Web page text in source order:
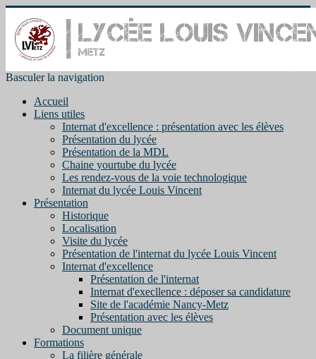
Basculer la navigation
Accueil
Liens utiles
Internat d'excellence : présentation avec les élèves
Présentation du lycée
Présentation de la MDL
Chaine yourtube du lycée
Les rendez-vous de la voie technologique
Internat du lycée Louis Vincent
Présentation
Historique
Localisation
Visite du lycée
Présentation de l'internat du lycée Louis Vincent
Internat d'excellence
Présentation de l'internat
Internat d'execllence : déposer sa candidature
Site de l'académie Nancy-Metz
Présentation avec les élèves
Document unique
Formations
La filière générale